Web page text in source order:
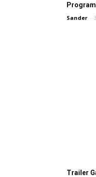
Sander -
Trailer